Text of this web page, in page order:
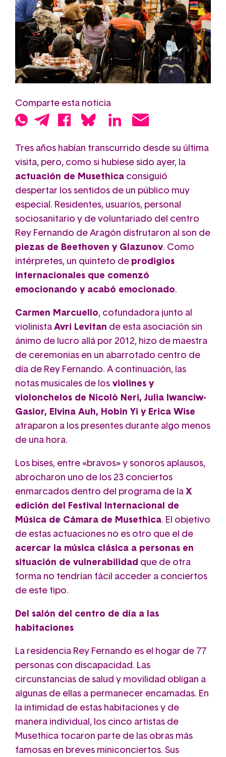
Comparte esta noticia
Tres años habían transcurrido desde su última
visita, pero, como si hubiese sido ayer, la
actuación de Musethica consiguió
despertar los sentidos de un público muy
especial. Residentes, usuarios, personal
sociosanitario y de voluntariado del centro
Rey Fernando de Aragón disfrutaron al son de
piezas de Beethoven y Glazunov. Como
intérpretes, un quinteto de prodigios
internacionales que comenzó
emocionando y acabó emocionado.
Carmen Marcuello, cofundadora junto al
violinista Avri Levitan de esta asociación sin
ánimo de lucro allá por 2012, hizo de maestra
de ceremonias en un abarrotado centro de
día de Rey Fernando. A continuación, las
notas musicales de los violines y
violonchelos de Nicolò Neri, Julia Iwanciw-
Gasior, Elvina Auh, Hobin Yi y Erica Wise
atraparon a los presentes durante algo menos
de una hora.
Los bises, entre «bravos» y sonoros aplausos,
abrocharon uno de los 23 conciertos
enmarcados dentro del programa de la X
edición del Festival Internacional de
Música de Cámara de Musethica. El objetivo
de estas actuaciones no es otro que el de
acercar la música clásica a personas en
situación de vulnerabilidad que de otra
forma no tendrían fácil acceder a conciertos
de este tipo.
Del salón del centro de día a las
habitaciones
La residencia Rey Fernando es el hogar de 77
personas con discapacidad. Las
circunstancias de salud y movilidad obligan a
algunas de ellas a permanecer encamadas. En
la intimidad de estas habitaciones y de
manera individual, los cinco artistas de
Musethica tocaron parte de las obras más
famosas en breves miniconciertos. Sus